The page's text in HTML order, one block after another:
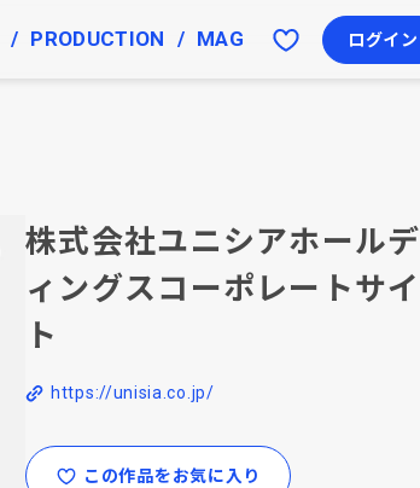
PRODUCTION MAG ログイン
株式会社ユニシアホールデ
ィングスコーポレートサイ
ト
https://unisia.co.jp/
この作品をお気に入り